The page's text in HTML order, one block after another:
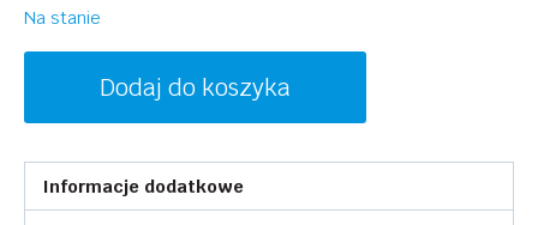
Na stanie
MCM2724
001
Dodaj do koszyka
Informacje dodatkowe